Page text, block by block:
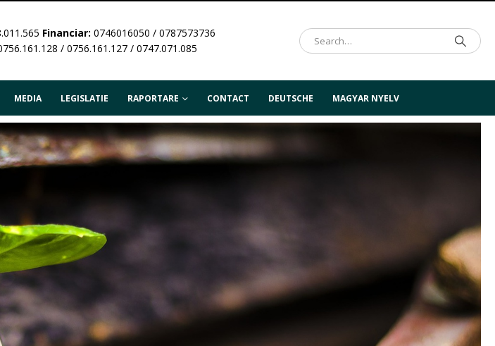
Financiar: 0746016050 / 0787573736
/ 0756.161.127 / 0747.071.085
MEDIA LEGISLATIE RAPORTARE CONTACT DEUTSCHE MAGYAR NYELV